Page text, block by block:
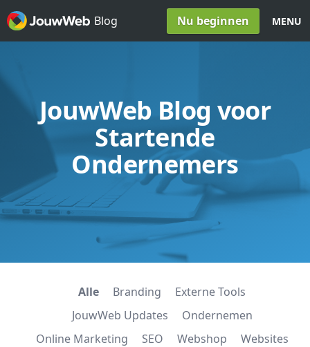
Spring naar inhoud
Blog
Nu beginnen MENU
JouwWeb Blog voor
Startende
Ondernemers
Alle Branding
Externe Tools
JouwWeb Updates
Ondernemen
Online Marketing
SEO Webshop
Websites